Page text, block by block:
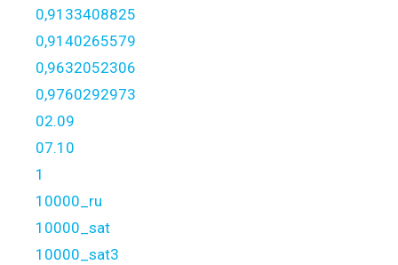
0,9133408825
0,9140265579
0,9632052306
0,9760292973
02.09
07.10
1
10000_ru
10000_sat
10000_sat3